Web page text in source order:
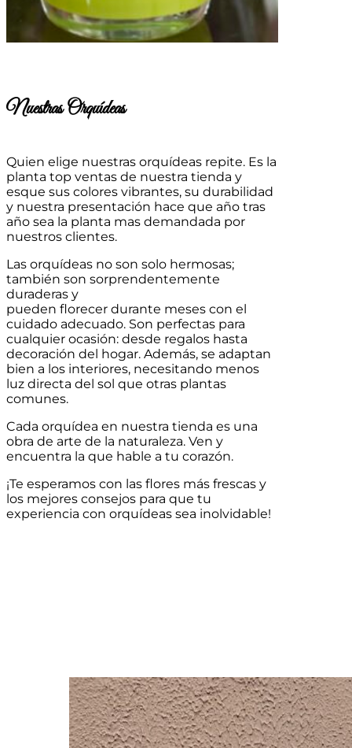
Nuestras Orquídeas
Quien elige nuestras orquídeas repite. Es la
planta top ventas de nuestra tienda y
esque sus colores vibrantes, su durabilidad
y nuestra presentación hace que año tras
año sea la planta mas demandada por
nuestros clientes.
Las orquídeas no son solo hermosas;
también son sorprendentemente
duraderas y
pueden florecer durante meses con el
cuidado adecuado. Son perfectas para
cualquier ocasión: desde regalos hasta
decoración del hogar. Además, se adaptan
bien a los interiores, necesitando menos
luz directa del sol que otras plantas
comunes.
Cada orquídea en nuestra tienda es una
obra de arte de la naturaleza. Ven y
encuentra la que hable a tu corazón.
¡Te esperamos con las flores más frescas y
los mejores consejos para que tu
experiencia con orquídeas sea inolvidable!